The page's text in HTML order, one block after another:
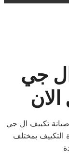
جي
تكييف ال جي
التكييف بمختلف